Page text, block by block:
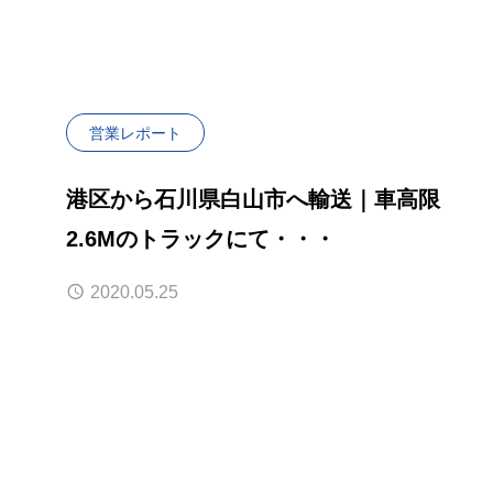
営業レポート
港区から石川県白山市へ輸送｜車高限
2.6Mのトラックにて・・・
2020.05.25